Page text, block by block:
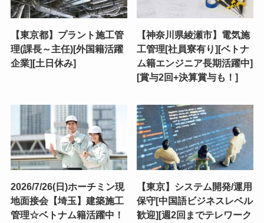
【東京都】プラント施工管
理(課長～主任)[外国籍活躍
企業][土日休み]
【神奈川県綾瀬市】電気施
工管理[社員寮有り][ベトナ
ム籍エンジニア長期活躍中]
[賞与2回+決算賞与も！]
2026/7/26(日)ホーチミン現
地面接会【埼玉】建築施工
管理☆ベトナム籍活躍中！
【東京】システム開発/運用
保守[中国語ビジネスレベル
歓迎][週2回までテレワーク